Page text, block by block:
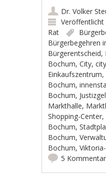
Dr. Volker
Rat
Bürgerbegehren
Bürgerentscheid,
Bochum,City,
Einkaufszentrum,
Bochum,
Bochum,
Markthalle,
Shopping-Center,
Bochum,
Bochum,
Bochum,
5